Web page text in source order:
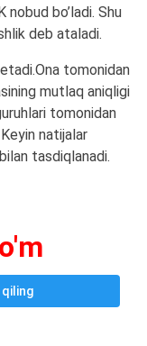
nobud bo’ladi. Shu
deb ataladi.
tomonidan
mutlaq aniqligi
tomonidan
natijalar
tasdiqlanadi.